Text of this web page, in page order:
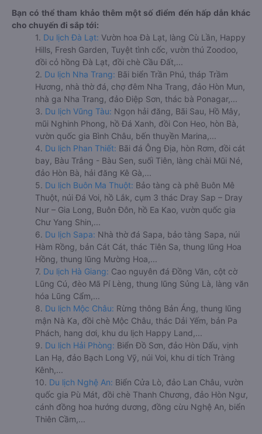
Bạn có thể tham khảo thêm một số điểm đến hấp dẫn khác
cho chuyến đi sắp tới:
1. Du lịch Đà Lạt: Vườn hoa Đà Lạt, làng Cù Lần, Happy
Hills, Fresh Garden, Tuyệt tình cốc, vườn thú Zoodoo,
đồi cỏ hồng Đà Lạt, đồi chè Cầu Đất,...
2. Du lịch Nha Trang: Bãi biển Trần Phú, tháp Trầm
Hương, nhà thờ đá, chợ đêm Nha Trang, đảo Hòn Mun,
nhà ga Nha Trang, đảo Điệp Sơn, thác bà Ponagar,...
3. Du lịch Vũng Tàu: Ngọn hải đăng, Bãi Sau, Hồ Mây,
mũi Nghinh Phong, hồ Đá Xanh, đồi Con Heo, hòn Bà,
vườn quốc gia Bình Châu, bến thuyền Marina,...
4. Du lịch Phan Thiết: Bãi đá Ông Địa, hòn Rơm, đồi cát
bay, Bàu Trắng - Bàu Sen, suối Tiên, làng chài Mũi Né,
đảo Hòn Bà, hải đăng Kê Gà,...
5. Du lịch Buôn Ma Thuột: Bảo tàng cà phê Buôn Mê
Thuột, núi Đá Voi, hồ Lắk, cụm 3 thác Dray Sap – Dray
Nur – Gia Long, Buôn Đôn, hồ Ea Kao, vườn quốc gia
Chư Yang Shin,...
6. Du lịch Sapa: Nhà thờ đá Sapa, bảo tàng Sapa, núi
Hàm Rồng, bản Cát Cát, thác Tiên Sa, thung lũng Hoa
Hồng, thung lũng Mường Hoa,...
7. Du lịch Hà Giang: Cao nguyên đá Đồng Văn, cột cờ
Lũng Cú, đèo Mã Pí Lèng, thung lũng Sủng Là, làng văn
hóa Lũng Cẩm,...
8. Du lịch Mộc Châu: Rừng thông Bản Áng, thung lũng
mận Nà Ka, đồi chè Mộc Châu, thác Dải Yếm, bản Pa
Phách, hang dơi, khu du lịch Happy Land,...
9. Du lịch Hải Phòng: Biển Đồ Sơn, đảo Hòn Dấu, vịnh
Lan Hạ, đảo Bạch Long Vỹ, núi Voi, khu di tích Tràng
Kênh,...
10. Du lịch Nghệ An: Biển Cửa Lò, đảo Lan Châu, vườn
quốc gia Pù Mát, đồi chè Thanh Chương, đảo Hòn Ngư,
cánh đồng hoa hướng dương, đồng cừu Nghệ An, biển
Thiên Cầm,...